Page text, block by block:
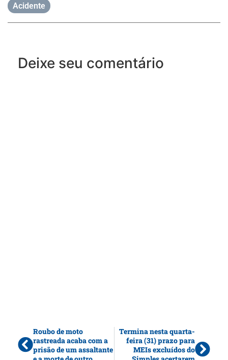
Acidente
Deixe seu comentário
Roubo de moto
rastreada acaba com a
prisão de um assaltante
Termina nesta quarta-
feira (31) prazo para
MEIs excluídos do